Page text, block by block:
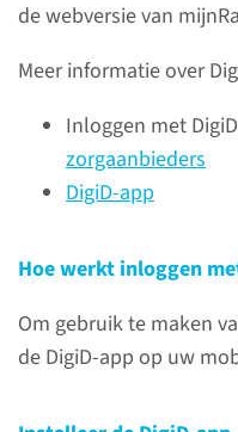
de webversie van
Meer informatie over
Inloggen met
zorgaanbieders
DigiD-app
Hoe werkt inloggen
Om gebruik te maken
de DigiD-app op uw
Inloggen
Heeft u nog